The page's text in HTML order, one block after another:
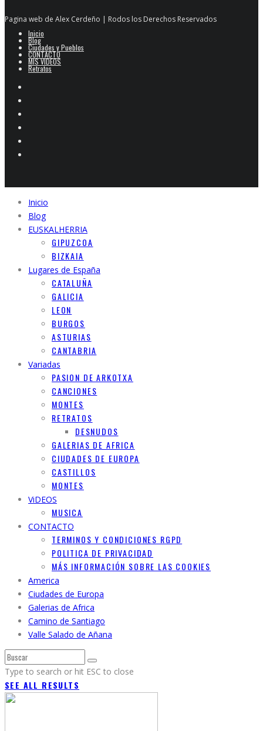
Pagina web de Alex Cerdeño | Rodos los Derechos Reservados
Inicio
Blog
Ciudades y Pueblos
CONTACTO
MIS VIDEOS
Retratos
Inicio
Blog
EUSKALHERRIA
GIPUZCOA
BIZKAIA
Lugares de España
CATALUÑA
GALICIA
LEON
BURGOS
ASTURIAS
CANTABRIA
Variadas
PASION DE ARKOTXA
CANCIONES
MONTES
RETRATOS
DESNUDOS
GALERIAS DE AFRICA
CIUDADES DE EUROPA
CASTILLOS
MONTES
ViDEOS
MUSICA
CONTACTO
TERMINOS Y CONDICIONES RGPD
POLITICA DE PRIVACIDAD
MÁS INFORMACIÓN SOBRE LAS COOKIES
America
Ciudades de Europa
Galerias de Africa
Camino de Santiago
Valle Salado de Añana
Type to search or hit ESC to close
SEE ALL RESULTS